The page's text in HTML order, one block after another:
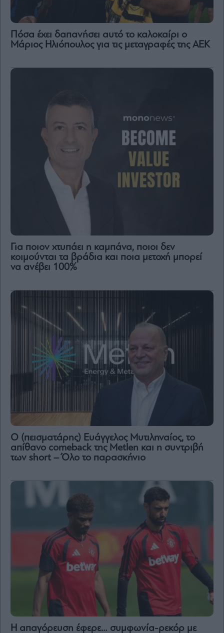
Πόσα έχει δαπανήσει αυτό το καλοκαίρι ο
Μάριος Ηλιόπουλος για τις μεταγραφές της ΑΕΚ
Για ποιον χτυπάει η καμπάνα, ποιοι δεν
κοιμούνται τα βράδια και ποια μετοχή μπορεί
να ανέβει 100%
Ο (πεισματάρης) Ευάγγελος Μυτιληναίος, το
απίθανο comeback της Μetlen και η συντριβή
των short – Όλο το παρασκήνιο
Η απαγόρευση έφερε… συμφωνία-ρεκόρ με